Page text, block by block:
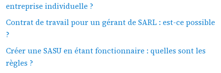
entreprise individuelle ?
Contrat de travail pour un gérant de SARL : est-ce possible
?
Créer une SASU en étant fonctionnaire : quelles sont les
règles ?